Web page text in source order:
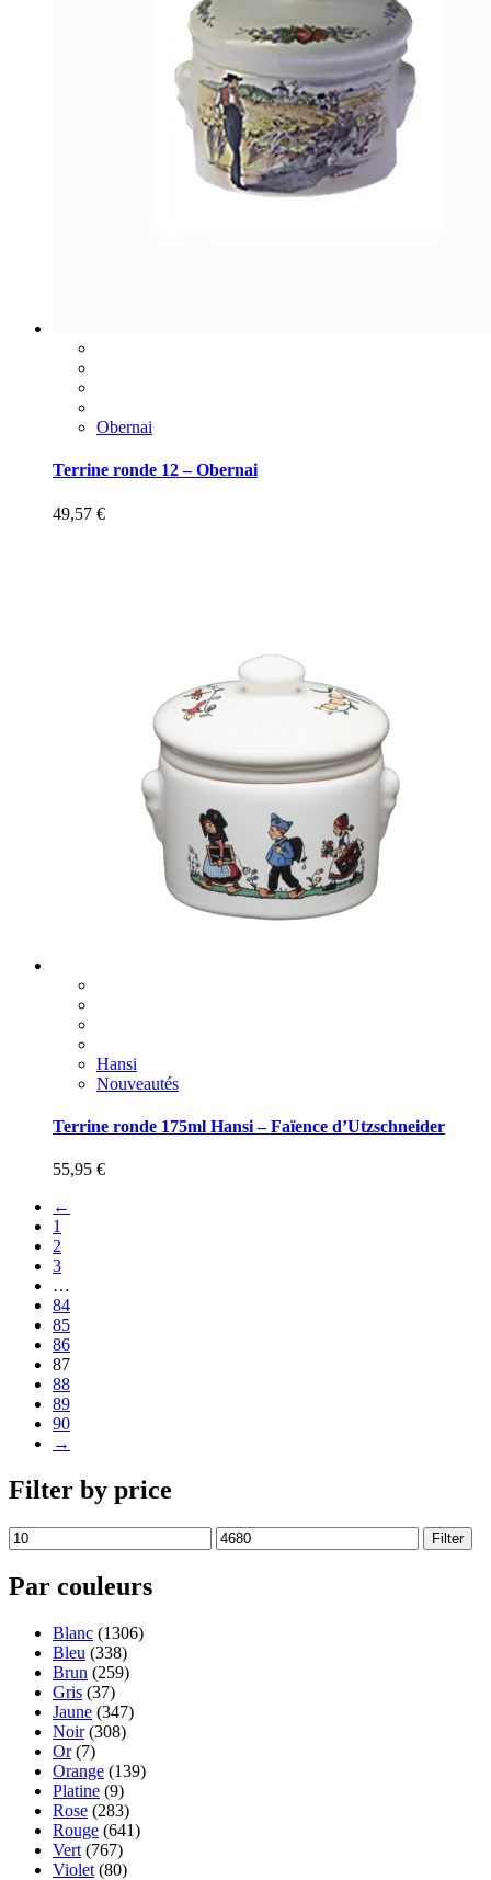
Obernai
Terrine ronde 12 – Obernai
49,57 €
Hansi
Nouveautés
Terrine ronde 175ml Hansi – Faïence d’Utzschneider
55,95 €
←
1
2
3
…
84
85
86
87
88
89
90
→
Filter by price
Filter
Par couleurs
Blanc (1306)
Bleu (338)
Brun (259)
Gris (37)
Jaune (347)
Noir (308)
Or (7)
Orange (139)
Platine (9)
Rose (283)
Rouge (641)
Vert (767)
Violet (80)